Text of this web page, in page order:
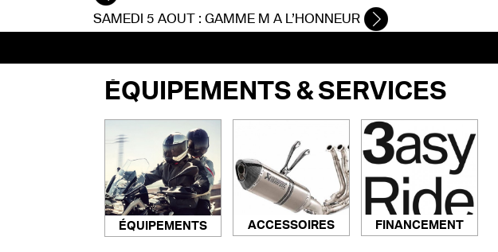
SAMEDI 5 AOUT : GAMME M A L’HONNEUR
ÉQUIPEMENTS & SERVICES
ÉQUIPEMENTS ACCESSOIRES FINANCEMENT